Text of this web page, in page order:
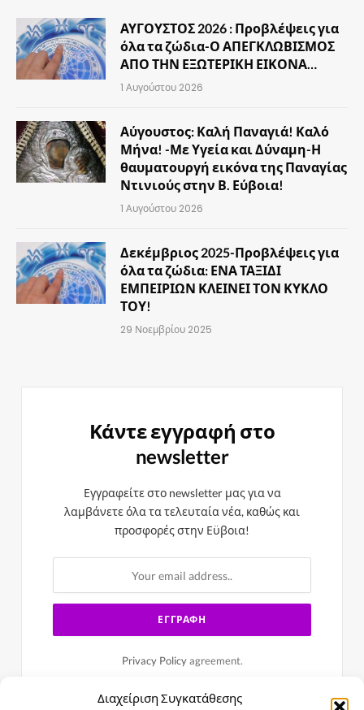
Διαχείριση Συγκατάθεσης
ΑΥΓΟΥΣΤΟΣ 2026 : Προβλέψεις για
όλα τα ζώδια-Ο ΑΠΕΓΚΛΩΒΙΣΜΟΣ
ΑΠΟ ΤΗΝ ΕΞΩΤΕΡΙΚΗ ΕΙΚΟΝΑ…
1 Αυγούστου 2026
Αύγουστος: Καλή Παναγιά! Καλό
Μήνα! -Με Υγεία και Δύναμη-Η
θαυματουργή εικόνα της Παναγίας
Ντινιούς στην Β. Εύβοια!
1 Αυγούστου 2026
Δεκέμβριος 2025-Προβλέψεις για
όλα τα ζώδια: ΕΝΑ ΤΑΞΙΔΙ
ΕΜΠΕΙΡΙΩΝ ΚΛΕΙΝΕΙ ΤΟΝ ΚΥΚΛΟ
ΤΟΥ!
29 Νοεμβρίου 2025
Κάντε εγγραφή στο
newsletter
Εγγραφείτε στο newsletter μας για να
λαμβάνετε όλα τα τελευταία νέα, καθώς και
προσφορές στην Εϋβοια!
Privacy Policyagreement.